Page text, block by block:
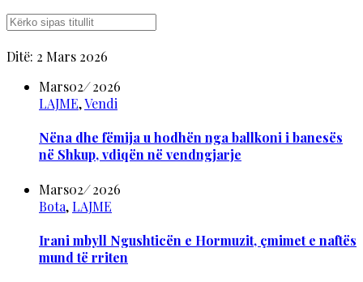
Ditë: 2 Mars 2026
Mars02/2026
LAJME,Vendi
Nëna dhe fëmija u hodhën nga ballkoni i banesës
në Shkup, vdiqën në vendngjarje
Mars02/2026
Bota,LAJME
Irani mbyll Ngushticën e Hormuzit, çmimet e naftës
mund të rriten